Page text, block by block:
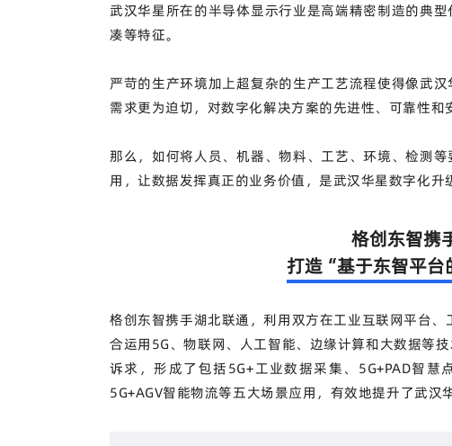
武汉华星所在的半导体显示行业是高端精密制造的典
凑等特征。
严苛的生产环境加上超复杂的生产工艺流程使得像武
需求更为迫切，对数字化解决方案的先进性、可靠性和
那么，如何将人员、机器、物料、工艺、环境、检测
用，让数据发挥真正的业务价值，是武汉华星数字化升
格创东智携
打造“基于东智平台
格创东智携手湖北联通，利用双方在工业互联网平台
合运用5G、物联网、人工智能、边缘计算和大数据等
诉求，形成了包括5G+工业数据采集、 5G+PAD智慧
5G+AGV智能物流等五大场景应用，有效地提升了武汉